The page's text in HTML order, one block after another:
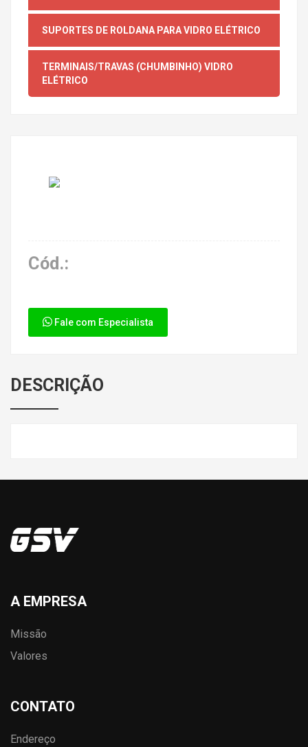
SUPORTES DE ROLDANA PARA VIDRO ELÉTRICO
TERMINAIS/TRAVAS (CHUMBINHO) VIDRO
ELÉTRICO
Cód.:
Fale com Especialista
DESCRIÇÃO
A EMPRESA
Missão
Valores
CONTATO
Endereço